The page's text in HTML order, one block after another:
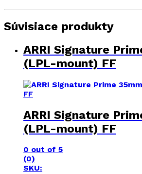
Súvisiace produkty
ARRI Signature
(LPL-mount) FF
ARRI Signature
(LPL-mount) FF
0 out of 5
(0)
SKU: